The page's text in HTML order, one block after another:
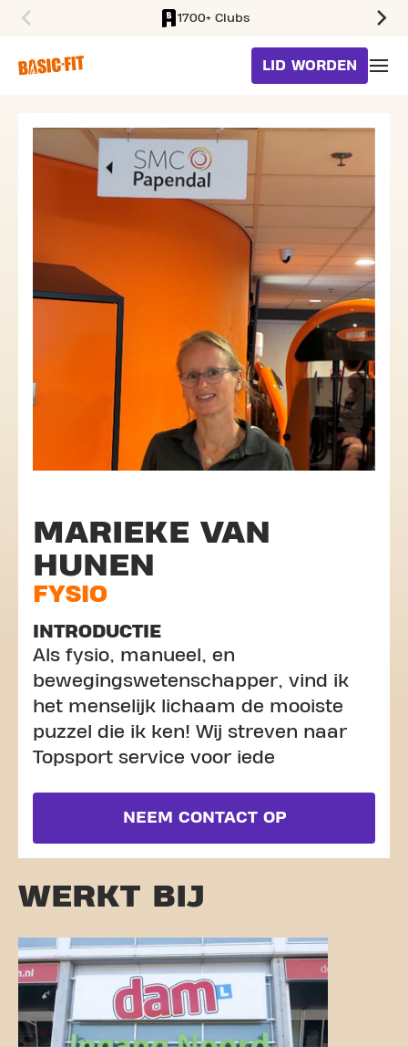
1700+ Clubs
LID WORDEN
MARIEKE VAN
HUNEN
FYSIO
INTRODUCTIE
Als fysio, manueel, en
bewegingswetenschapper, vind ik
het menselijk lichaam de mooiste
puzzel die ik ken! Wij streven naar
Topsport service voor iede
NEEM CONTACT OP
WERKT BIJ